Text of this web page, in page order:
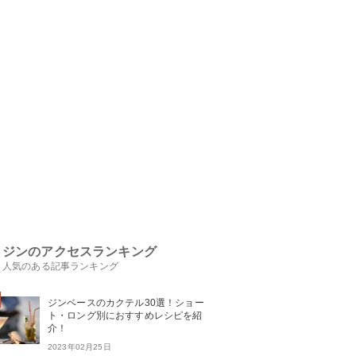
ジンのアクセスランキング
人気のある記事ランキング
ジンベースのカクテル30選！ショー
ト・ロング別におすすめレシピを紹
介！
2023年02月25日